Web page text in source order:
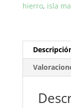
hierro, isla